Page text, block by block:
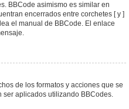
BBCode asimismo es similar en
encerrados entre corchetes [ y ]
el manual de BBCode. El enlace
de los formatos y acciones que se
aplicados utilizando BBCodes.